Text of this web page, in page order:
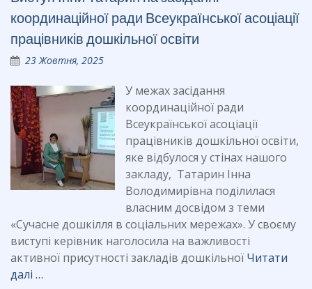
o
o
k
a
m
координаційної ради Всеукраїнської асоціації
працівників дошкільної освіти
23 Жовтня, 2025
У межах засідання
координаційної ради
Всеукраїнської асоціації
працівників дошкільної освіти,
яке відбулося у стінах нашого
закладу, Татарин Інна
Володимирівна поділилася
власним досвідом з теми
«Сучасне дошкілля в соціальних мережах». У своєму
виступі керівник наголосила на важливості
активної присутності закладів дошкільної Читати
далі …